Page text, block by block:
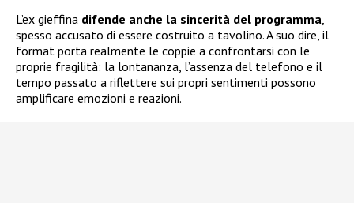
L’ex gieffina difende anche la sincerità del programma,
spesso accusato di essere costruito a tavolino. A suo dire, il
format porta realmente le coppie a confrontarsi con le
proprie fragilità: la lontananza, l’assenza del telefono e il
tempo passato a riflettere sui propri sentimenti possono
amplificare emozioni e reazioni.